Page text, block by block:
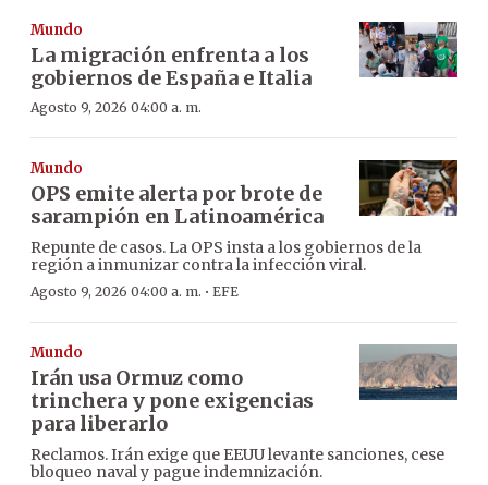
Mundo
La migración enfrenta a los
gobiernos de España e Italia
Agosto 9, 2026 04:00 a. m.
Mundo
OPS emite alerta por brote de
sarampión en Latinoamérica
Repunte de casos. La OPS insta a los gobiernos de la
región a inmunizar contra la infección viral.
Agosto 9, 2026 04:00 a. m. · EFE
Mundo
Irán usa Ormuz como
trinchera y pone exigencias
para liberarlo
Reclamos. Irán exige que EEUU levante sanciones, cese
bloqueo naval y pague indemnización.